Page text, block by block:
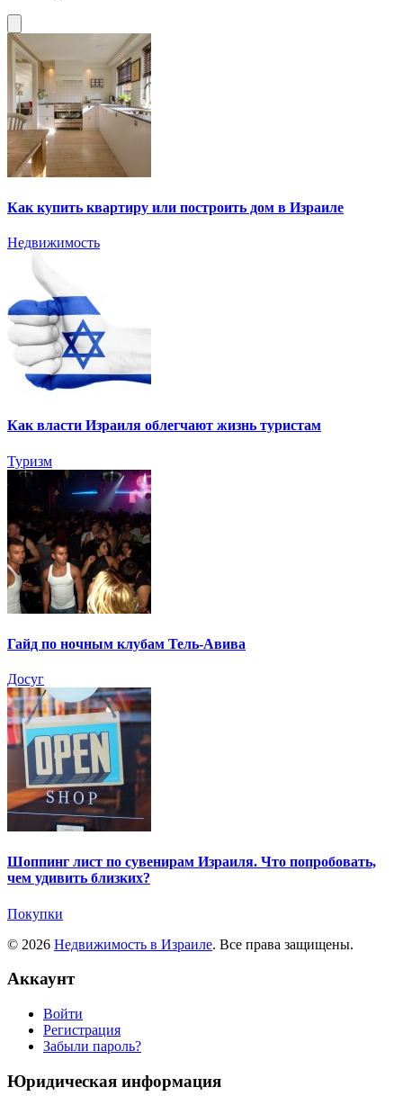
Как купить квартиру или построить дом в Израиле
Недвижимость
Как власти Израиля облегчают жизнь туристам
Туризм
Гайд по ночным клубам Тель-Авива
Досуг
Шоппинг лист по сувенирам Израиля. Что попробовать,
чем удивить близких?
Покупки
© 2026 Недвижимость в Израиле. Все права защищены.
Аккаунт
Войти
Регистрация
Забыли пароль?
Юридическая информация